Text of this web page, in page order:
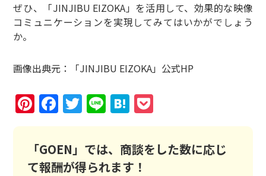
ぜひ、「JINJIBU EIZOKA」を活用して、効果的な映像
コミュニケーションを実現してみてはいかがでしょう
か。
画像出典元：「JINJIBU EIZOKA」公式HP
Pinterest
Facebook
Twitter
LineHatena
「GOEN」では、商談をした数に応じ
て報酬が得られます！